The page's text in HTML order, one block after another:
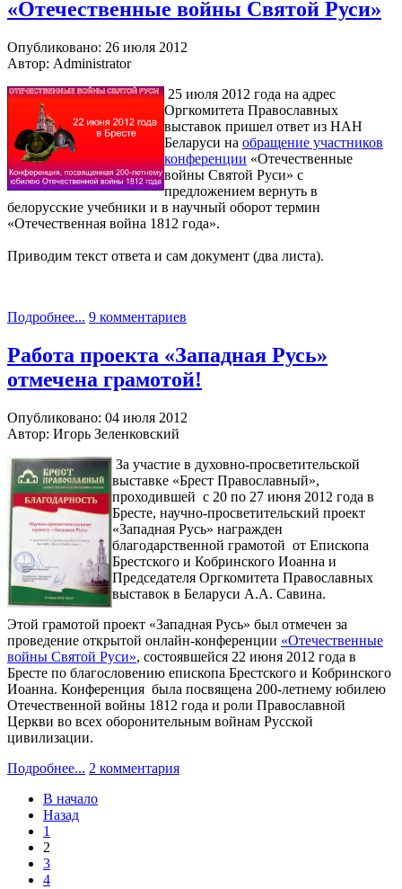
«Отечественные войны Святой Руси»
Опубликовано: 26 июля 2012
Автор: Administrator
25 июля 2012 года на адрес
Оргкомитета Православных
выставок пришел ответ из НАН
Беларуси на обращение участников
конференции «Отечественные
войны Святой Руси» с
предложением вернуть в
белорусские учебники и в научный оборот термин
«Отечественная война 1812 года».
Приводим текст ответа и сам документ (два листа).
Подробнее... 9 комментариев
Работа проекта «Западная Русь»
отмечена грамотой!
Опубликовано: 04 июля 2012
Автор: Игорь Зеленковский
За участие в духовно-просветительской
выставке «Брест Православный»,
проходившей с 20 по 27 июня 2012 года в
Бресте, научно-просветительский проект
«Западная Русь» награжден
благодарственной грамотой от Епископа
Брестского и Кобринского Иоанна и
Председателя Оргкомитета Православных
выставок в Беларуси А.А. Савина.
Этой грамотой проект «Западная Русь» был отмечен за
проведение открытой онлайн-конференции «Отечественные
войны Святой Руси», состоявшейся 22 июня 2012 года в
Бресте по благословению епископа Брестского и Кобринского
Иоанна. Конференция была посвящена 200-летнему юбилею
Отечественной войны 1812 года и роли Православной
Церкви во всех оборонительным войнам Русской
цивилизации.
Подробнее... 2 комментария
В начало
Назад
1
2
3
4